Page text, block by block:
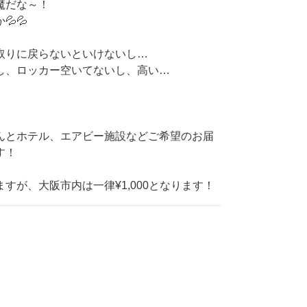
な～！
💦💦
りに戻らないといけないし…
、ロッカー空いてないし、高い…
とホテル、エアビー施設などご希望のお届
が、大阪市内は一律¥1,000となります！